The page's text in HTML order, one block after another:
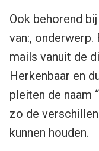
Ook behorend
van:,
mails vanuit de
Herkenbaar en
pleiten de naam
zo de
kunnen houden.